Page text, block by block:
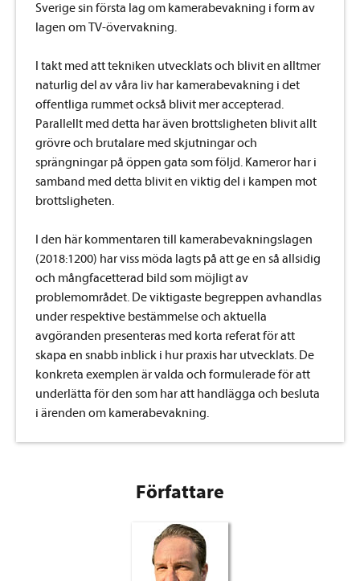
Sverige sin första lag om kamerabevakning i form av
lagen om TV-övervakning.
I takt med att tekniken utvecklats och blivit en alltmer
naturlig del av våra liv har kamerabevakning i det
offentliga rummet också blivit mer accepterad.
Parallellt med detta har även brottsligheten blivit allt
grövre och brutalare med skjutningar och
sprängningar på öppen gata som följd. Kameror har i
samband med detta blivit en viktig del i kampen mot
brottsligheten.
I den här kommentaren till kamerabevakningslagen
(2018:1200) har viss möda lagts på att ge en så allsidig
och mångfacetterad bild som möjligt av
problemområdet. De viktigaste begreppen avhandlas
under respektive bestämmelse och aktuella
avgöranden presenteras med korta referat för att
skapa en snabb inblick i hur praxis har utvecklats. De
konkreta exemplen är valda och formulerade för att
underlätta för den som har att handlägga och besluta
i ärenden om kamerabevakning.
Författare